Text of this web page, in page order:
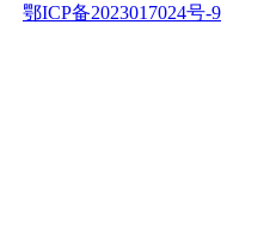
鄂ICP备2023017024号-9